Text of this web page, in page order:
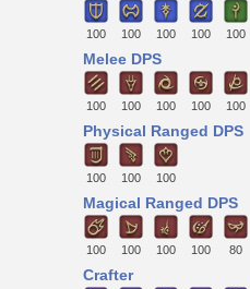
100 100 100 100 100
Melee DPS
100 100 100 100 100
Physical Ranged DPS
100 100 100
Magical Ranged DPS
100 100 100 100 80
Crafter